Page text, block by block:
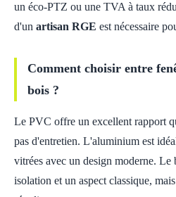
un éco-PTZ ou une TVA à taux
d'un artisan RGE est nécessaire
Comment choisir entre
bois ?
Le PVC offre un excellent rapport
pas d'entretien. L'aluminium est
vitrées avec un design moderne. Le
isolation et un aspect classique,